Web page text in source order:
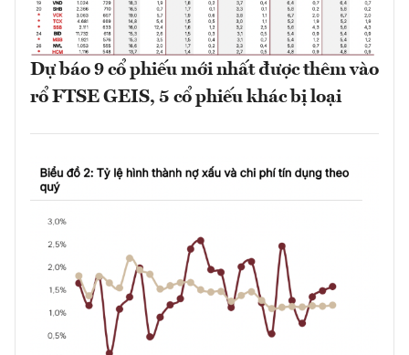
Dự báo 9 cổ phiếu mới nhất được thêm vào
rổ FTSE GEIS, 5 cổ phiếu khác bị loại